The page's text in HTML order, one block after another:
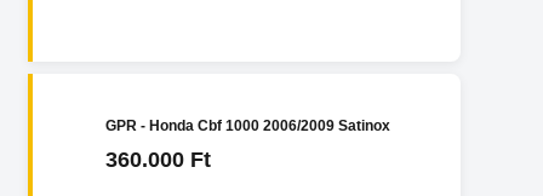
GPR - Honda Cbf 1000 2006/2009 Satinox
360.000 Ft